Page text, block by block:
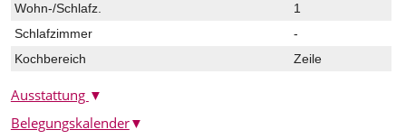
Wohn-/Schlafz.
1
Schlafzimmer
-
Kochbereich
Zeile
Ausstattung ▼
Belegungskalender▼